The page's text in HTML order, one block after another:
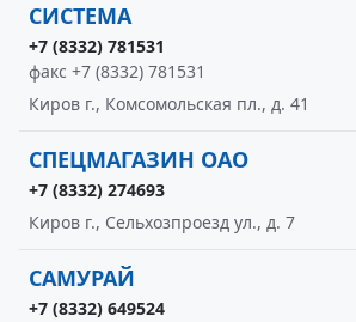
СИСТЕМА
+7 (8332) 781531
факс +7 (8332) 781531
Киров г., Комсомольская пл., д. 41
СПЕЦМАГАЗИН ОАО
+7 (8332) 274693
Киров г., Сельхозпроезд ул., д. 7
САМУРАЙ
+7 (8332) 649524